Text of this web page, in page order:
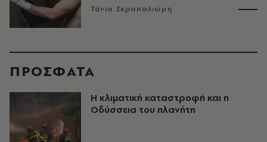
Τάνια Σκραπαλιώρη
ΠΡΟΣΦΑΤΑ
Η κλιματική καταστροφή και η
Οδύσσεια του πλανήτη